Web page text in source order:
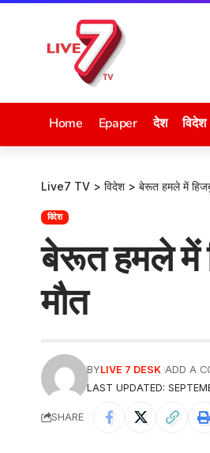
Home Epaper देश विदेश
Live7 TV > विदेश > बेरूत हमले में
विदेश
बेरूत हमले में
मौत
LAST UPDATED:
BYLIVE 7 DESK ADD A
SHARE